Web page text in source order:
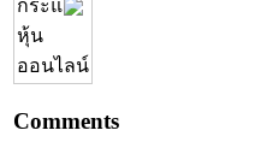
Comments